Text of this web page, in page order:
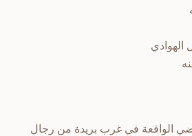
الواقعة في غرب بريدة من رجال